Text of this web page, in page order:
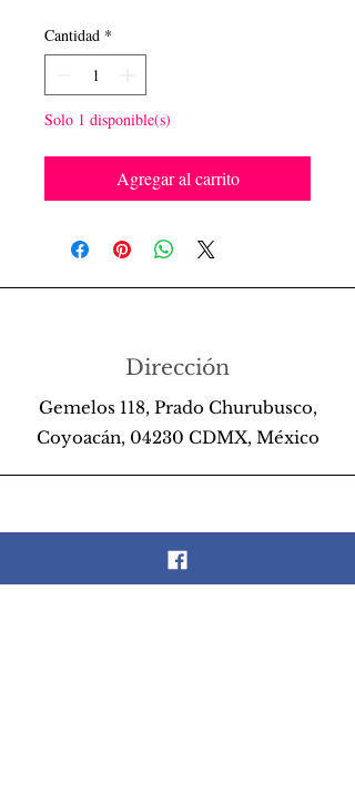
Cantidad *
Solo 1 disponible(s)
Agregar al carrito
Dirección
Gemelos 118, Prado Churubusco,
Coyoacán, 04230 CDMX, México
Teléfono
55 26 89 13 14